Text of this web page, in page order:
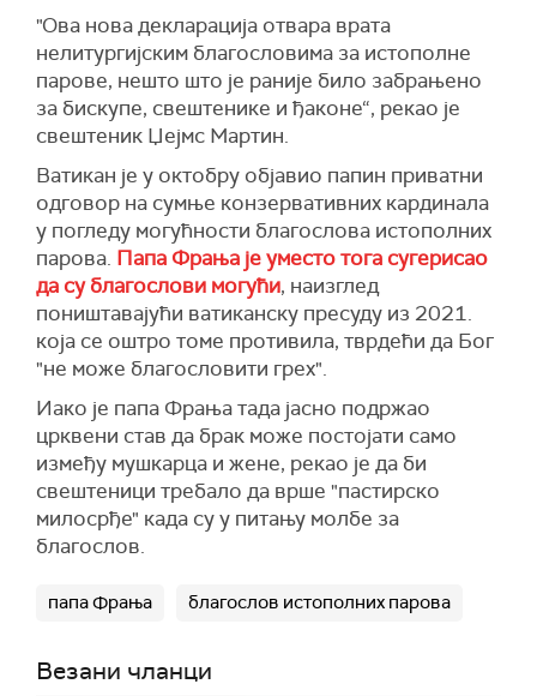
"Ова нова декларација отвара врата
нелитургијским благословима за истополне
парове, нешто што је раније било забрањено
за бискупе, свештенике и ђаконе“, рекао је
свештеник Џејмс Мартин.
Ватикан је у октобру објавио папин приватни
одговор на сумње конзервативних кардинала
у погледу могућности благослова истополних
парова. Папа Фрања је уместо тога сугерисао
да су благослови могући, наизглед
поништавајући ватиканску пресуду из 2021.
која се оштро томе противила, тврдећи да Бог
"не може благословити грех".
Иако је папа Фрања тада јасно подржао
црквени став да брак може постојати само
између мушкарца и жене, рекао је да би
свештеници требало да врше "пастирско
милосрђе" када су у питању молбе за
благослов.
папа Фрања благослов истополних парова
Везани чланци